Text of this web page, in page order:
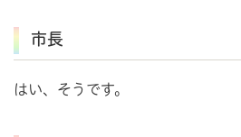
市長
はい、そうです。